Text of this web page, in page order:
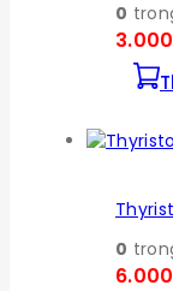
0
3.000
0
6.000